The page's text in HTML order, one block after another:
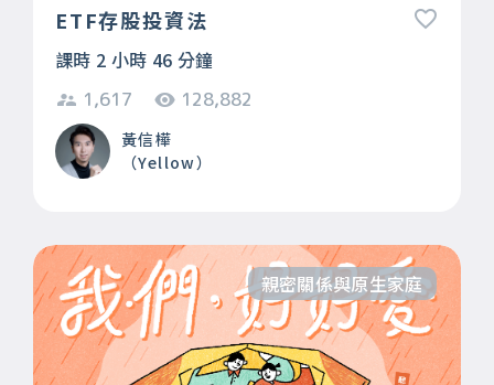
ETF存股投資法
課時 2 小時 46 分鐘
1,617 128,882
黃信樺
（Yellow）
親密關係與原生家庭